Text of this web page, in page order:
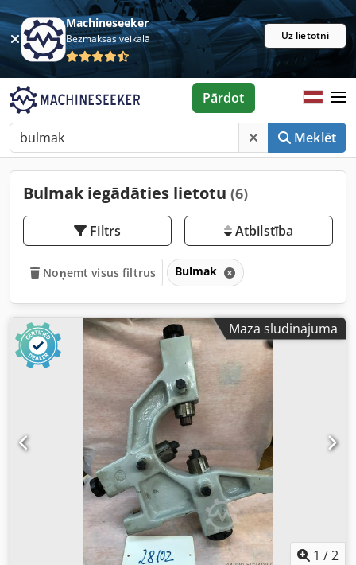
Machineseeker
Bezmaksas veikalā Uz lietotni
Meklēt
Pārdot
Bulmak iegādāties lietotu (6)
Filtrs Atbilstība
Noņemt visus filtrus Bulmak
Mazā sludinājuma
1 /2